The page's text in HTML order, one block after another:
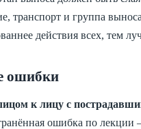
транспорт и группа
действия всех, тем
ошибки
к лицу с
ошибка по